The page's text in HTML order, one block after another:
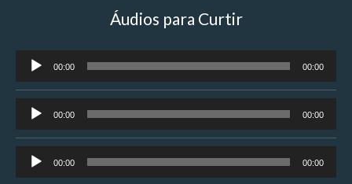
Áudios para Curtir
Tocador
de
áudio
00:00 00:00
Tocador
de
áudio
00:00 00:00
Tocador
de
00:00 00:00